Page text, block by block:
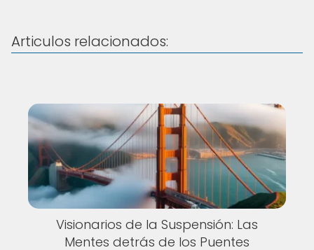
Articulos relacionados:
Visionarios de la Suspensión: Las
Mentes detrás de los Puentes